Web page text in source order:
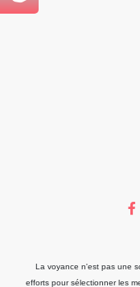
La voyance n'est pas une
efforts pour sélectionner les